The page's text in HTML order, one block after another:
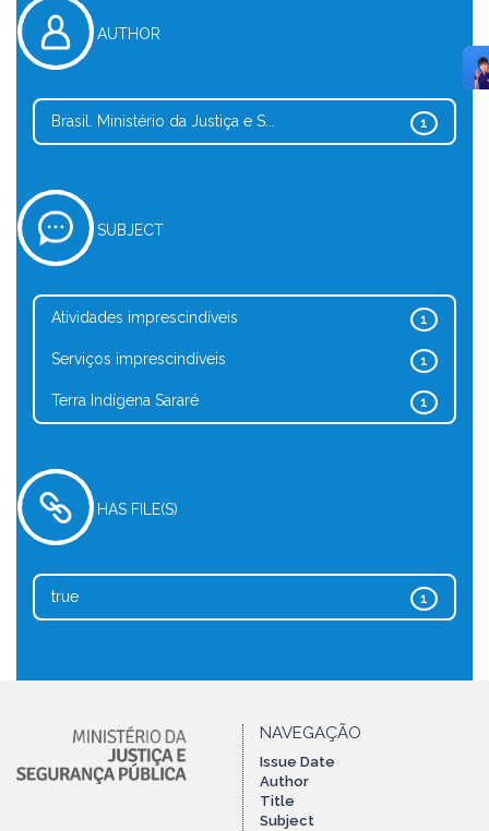
AUTHOR
1
Brasil. Ministério da Justiça e S...
SUBJECT
1
Atividades imprescindíveis
1
Serviços imprescindíveis
1
Terra Indígena Sararé
HAS FILE(S)
1
true
NAVEGAÇÃO
Issue Date
Author
Title
Subject